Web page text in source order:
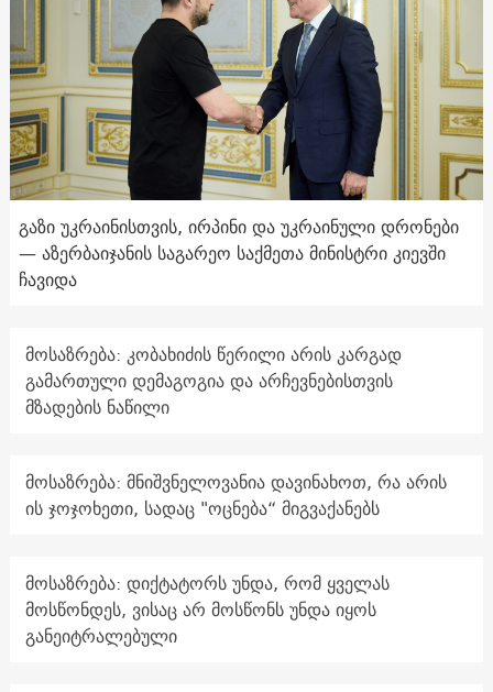
გაზი უკრაინისთვის, ირპინი და უკრაინული დრონები
— აზერბაიჯანის საგარეო საქმეთა მინისტრი კიევში
ჩავიდა
მოსაზრება: კობახიძის წერილი არის კარგად
გამართული დემაგოგია და არჩევნებისთვის
მზადების ნაწილი
მოსაზრება: მნიშვნელოვანია დავინახოთ, რა არის
ის ჯოჯოხეთი, სადაც "ოცნება“ მიგვაქანებს
მოსაზრება: დიქტატორს უნდა, რომ ყველას
მოსწონდეს, ვისაც არ მოსწონს უნდა იყოს
განეიტრალებული